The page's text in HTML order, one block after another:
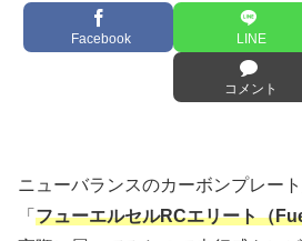
Facebook LINE
コメント
ニューバランスのカーボンプレー
「 フューエルセルRCエリート（